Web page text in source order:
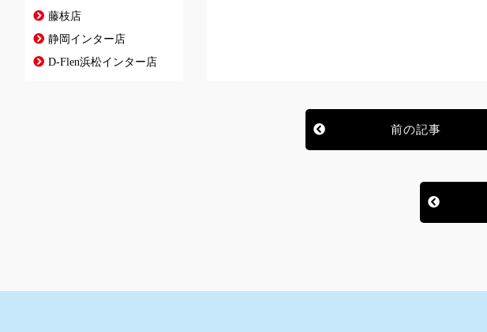
藤枝店
静岡インター店
D-Flen浜松インター店
前の記事